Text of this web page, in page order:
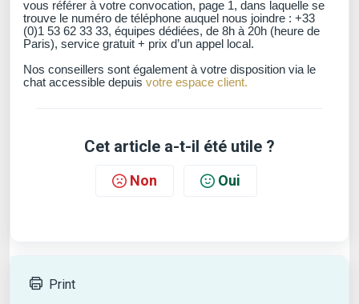
vous référer à votre convocation, page 1, dans laquelle se
trouve le numéro de téléphone auquel nous joindre : +33
(0)1 53 62 33 33, équipes dédiées, de 8h à 20h (heure de
Paris), service gratuit + prix d’un appel local.
Nos conseillers sont également à votre disposition via le
chat accessible depuis votre espace client.
Cet article a-t-il été utile ?
Non Oui
Print